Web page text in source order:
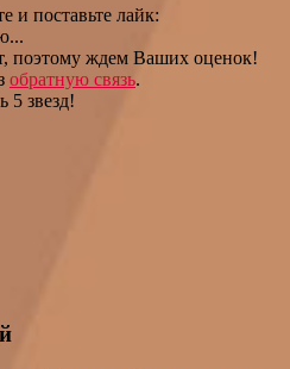
и поставьте лайк:
поэтому ждем Ваших оценок!
обратную связь.
5 звезд!